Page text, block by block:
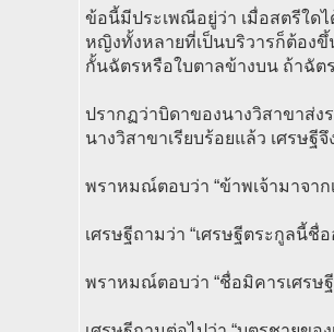
ข้อนี้มีประเพณีอยู่ว่า เมื่อสตรีใด
หญิงทั้งหลายที่เป็นบริวารก็ต้อง
กั้นฉัตรหรือใบตาลข้างบน ถ้าฉั
ปรากฏว่าบิดาของนางวิสาขาส่
นางวิสาขาเรียบร้อยแล้ว เศรษฐี
พราหมณ์ตอบว่า “ข้าพเจ้ามาจาก
เศรษฐีถามว่า “เศรษฐีตระกูลนี้ชื่อ
พราหมณ์ตอบว่า “ชื่อมิคารเศรษฐี